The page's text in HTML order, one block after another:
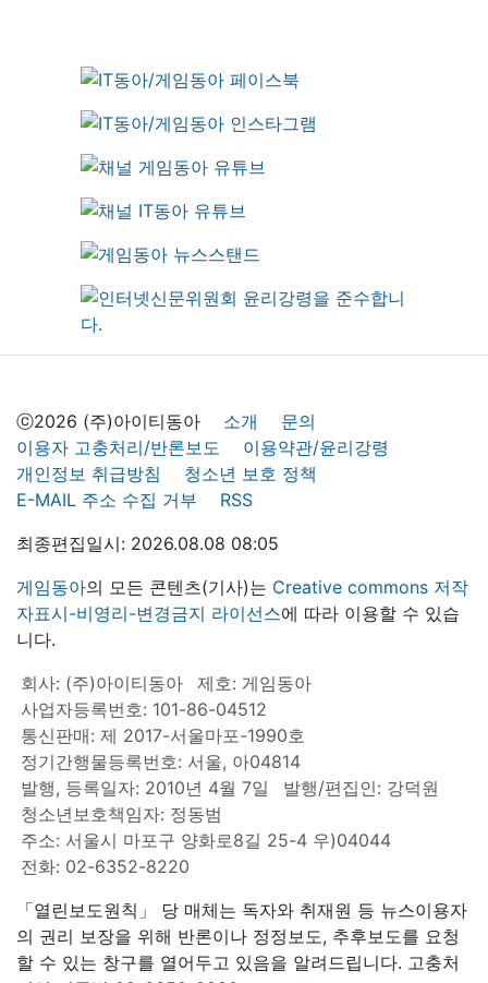
ⓒ2026 (주)아이티동아 소개
문의
이용자 고충처리/반론보도
이용약관/윤리강령
개인정보 취급방침
청소년 보호 정책
E-MAIL 주소 수집 거부
RSS
최종편집일시: 2026.08.08 08:05
게임동아의 모든 콘텐츠(기사)는 Creative commons 저작
자표시-비영리-변경금지 라이선스에 따라 이용할 수 있습
니다.
회사: (주)아이티동아
제호: 게임동아
사업자등록번호: 101-86-04512
통신판매: 제 2017-서울마포-1990호
정기간행물등록번호: 서울, 아04814
발행, 등록일자: 2010년 4월 7일
발행/편집인: 강덕원
청소년보호책임자: 정동범
주소: 서울시 마포구 양화로8길 25-4 우)04044
전화: 02-6352-8220
「열린보도원칙」 당 매체는 독자와 취재원 등 뉴스이용자
의 권리 보장을 위해 반론이나 정정보도, 추후보도를 요청
할 수 있는 창구를 열어두고 있음을 알려드립니다. 고충처